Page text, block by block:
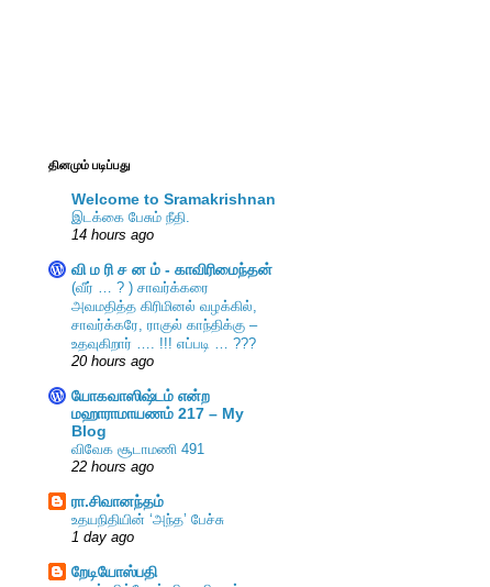
தினமும் படிப்பது
Welcome to Sramakrishnan
இடக்கை பேசும் நீதி.
14 hours ago
வி ம ரி ச ன ம் - காவிரிமைந்தன்
(வீர் … ? ) சாவர்க்கரை
அவமதித்த கிரிமினல் வழக்கில்,
சாவர்க்கரே, ராகுல் காந்திக்கு –
உதவுகிறார் …. !!! எப்படி … ???
20 hours ago
யோகவாஸிஷ்டம் என்ற
மஹாராமாயணம் 217 – My
Blog
விவேக சூடாமணி 491
22 hours ago
ரா.சிவானந்தம்
உதயநிதியின் ‘அந்த’ பேச்சு
1 day ago
றேடியோஸ்பதி